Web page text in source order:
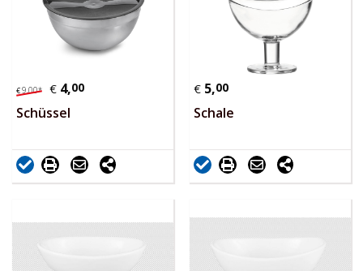
€9,00* € 4,00
Schüssel
€ 5,00
Schale